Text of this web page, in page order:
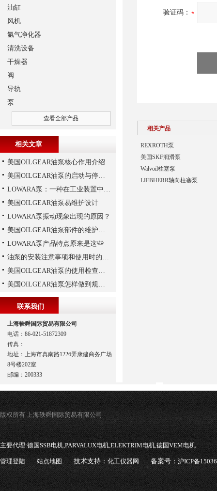
验证码：
相关产品
REXROTH泵
美国SKF润滑泵
Walvoil柱塞泵
LIEBHERR轴向柱塞泵
油缸
风机
氩气净化器
清洗设备
干燥器
阀
导轨
泵
查看全部产品
相关文章
美国OILGEAR油泵核心作用介绍
美国OILGEAR油泵的启动与停机操作注意
LOWARA泵：一种在工业装置中广泛使用的泵
美国OILGEAR油泵易维护设计
LOWARA泵振动现象出现的原因？
美国OILGEAR油泵部件的维护和修理
LOWARA泵产品特点原来是这些
油泵的安装注意事项和使用时的维护
美国OILGEAR油泵的使用检查及流程
美国OILGEAR油泵怎样做到规范安装
联系我们
上海轶舜国际贸易有限公司
电话：86-021-51872309
传真：
地址：上海市真南路1226弄康建商务广场
8号楼202室
邮编：200333
版权所有 上海轶舜国际贸易有限公司
主要代理:德国SSB电机,PARVALUX电机,ELEKTRIM电机,德国VEM电机
管理登陆 站点地图 技术支持：化工仪器网 备案号：沪ICP备